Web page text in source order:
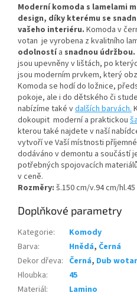
Moderní komoda s lamelami
design, díky kterému se
vašeho interiéru. Komoda v
votan je vyrobena z kvalitního
odolnostía snadnou údržbou.
jsou upevněny v lištách, po
jsou moderním prvkem, který
Komoda se hodí do ložnice,
pokoje, ale i do dětského či
nabízíme také vdalších barvách.
dokoupit moderní a praktickou
kterou také najdete v naší
vytvoří ve Vaší místnosti
dodáváno v demontu a součástí
potřebných spojovacích
v ceně.
Rozměry: š.150 cm/v.94 cm/hl.45
Doplňkové parametry
Kategorie:
Komody
Barva: Hnědá, Černá
Dekor dřeva: Černá, Dub
Hloubka:
45
Materiál:
Lamino